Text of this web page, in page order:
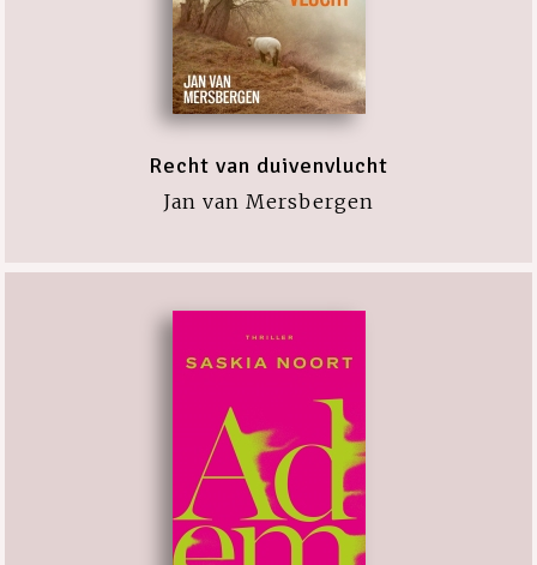
Recht van duivenvlucht
Jan van Mersbergen